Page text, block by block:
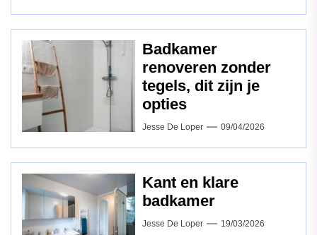
Badkamer
renoveren zonder
tegels, dit zijn je
opties
Jesse De Loper 09/04/2026
Kant en klare
badkamer
Jesse De Loper 19/03/2026